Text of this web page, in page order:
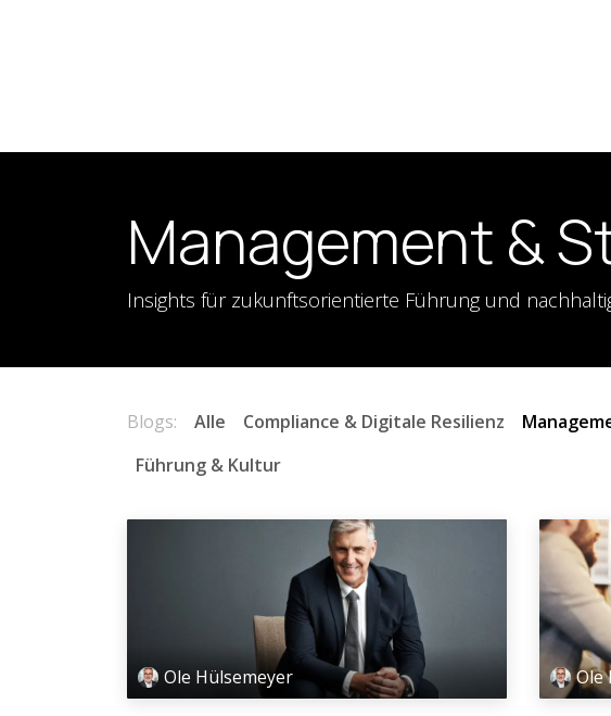
Management &
Insights für zukunftsorientierte Führung und
Blogs: Alle Compliance & Digitale Resilienz
Führung & Kultur
Ole Hülsemeyer Ole